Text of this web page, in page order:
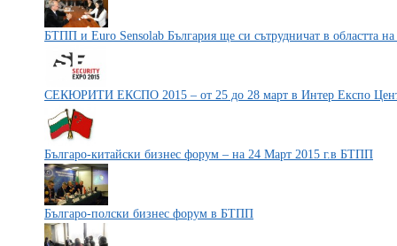
БТПП и Euro Sensolab България ще си сътрудничат в областта на
СЕКЮРИТИ ЕКСПО 2015 – от 25 до 28 март в Интер Експо
Българо-китайски бизнес форум – на 24 Март 2015 г.в БТПП
Българо-полски бизнес форум в БТПП